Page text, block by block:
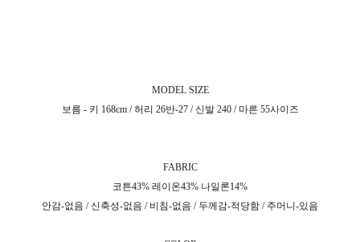
MODEL SIZE
보름 - 키 168cm / 허리 26반-27 / 신발 240 / 마른 55사이즈
FABRIC
코튼43% 레이온43% 나일론14%
안감-없음 / 신축성-없음 / 비침-없음 / 두께감-적당함 / 주머니-있음